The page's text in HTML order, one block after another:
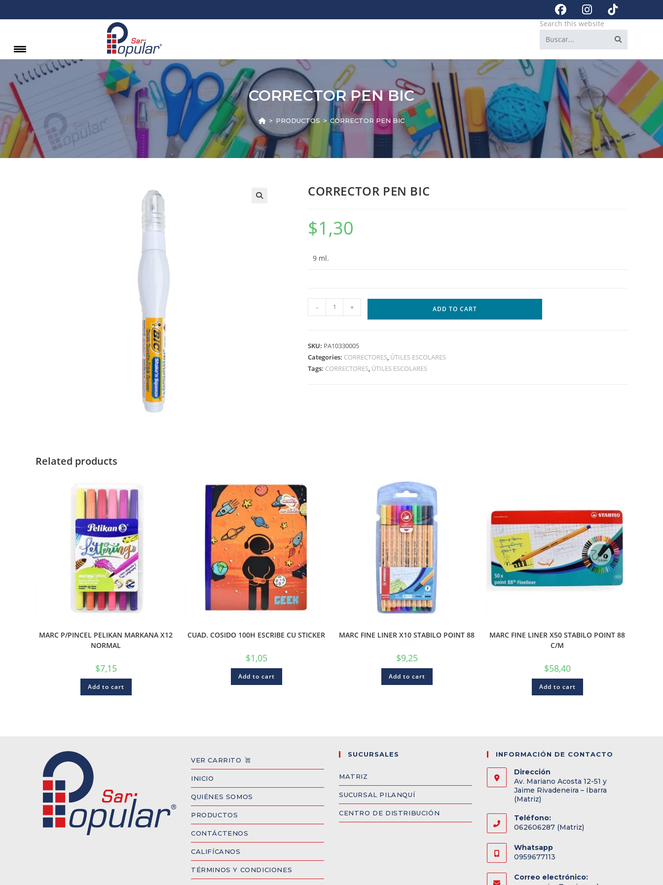
Search this website
CORRECTOR PEN BIC
> PRODUCTOS > CORRECTOR PEN BIC
CORRECTOR PEN BIC
$1,30
9 ml.
- + ADD TO CART
SKU: PA10330005
Categories: CORRECTORES ÚTILES ESCOLARES
Tags: CORRECTORES ÚTILES ESCOLARES
Related products
MARC P/PINCEL PELIKAN MARKANA X12
NORMAL
$7,15
Add to cart
CUAD. COSIDO 100H ESCRIBE CU STICKER
$1,05
Add to cart
MARC FINE LINER X10 STABILO POINT 88
$9,25
Add to cart
MARC FINE LINER X50 STABILO POINT 88
C/M
$58,40
Add to cart
VER CARRITO
INICIO
QUIÉNES SOMOS
PRODUCTOS
CONTÁCTENOS
CALIFÍCANOS
TÉRMINOS Y CONDICIONES
SUCURSALES
MATRIZ
SUCURSAL PILANQUÍ
CENTRO DE DISTRIBUCIÓN
INFORMACIÓN DE CONTACTO
Dirección
Av. Mariano Acosta 12-51 y
Jaime Rivadeneira – Ibarra
(Matriz)
Teléfono:
062606287 (Matriz)
Whatsapp
0959677113
Correo electrónico: